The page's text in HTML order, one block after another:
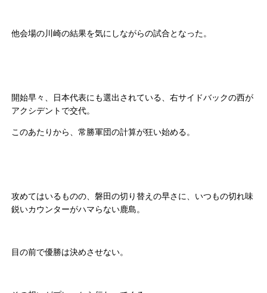
他会場の川崎の結果を気にしながらの試合となった。
開始早々、日本代表にも選出されている、右サイドバックの西が
アクシデントで交代。
このあたりから、常勝軍団の計算が狂い始める。
攻めてはいるものの、磐田の切り替えの早さに、いつもの切れ味
鋭いカウンターがハマらない鹿島。
目の前で優勝は決めさせない。